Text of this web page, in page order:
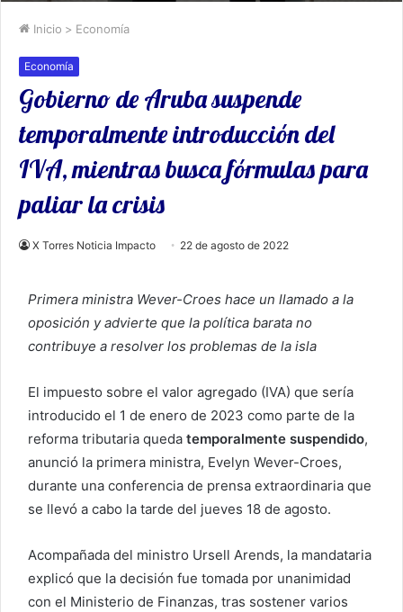
Inicio > Economía
Economía
Gobierno de Aruba suspende
temporalmente introducción del
IVA, mientras busca fórmulas para
paliar la crisis
X Torres Noticia Impacto 22 de agosto de 2022
Primera ministra Wever-Croes hace un llamado a la
oposición y advierte que la política barata no
contribuye a resolver los problemas de la isla
El impuesto sobre el valor agregado (IVA) que sería
introducido el 1 de enero de 2023 como parte de la
reforma tributaria queda temporalmente suspendido,
anunció la primera ministra, Evelyn Wever-Croes,
durante una conferencia de prensa extraordinaria que
se llevó a cabo la tarde del jueves 18 de agosto.
Acompañada del ministro Ursell Arends, la mandataria
explicó que la decisión fue tomada por unanimidad
con el Ministerio de Finanzas, tras sostener varios